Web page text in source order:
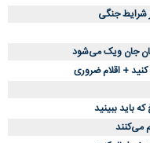
شرایط جنگی
+ اقلام ضروری
باید ببینید